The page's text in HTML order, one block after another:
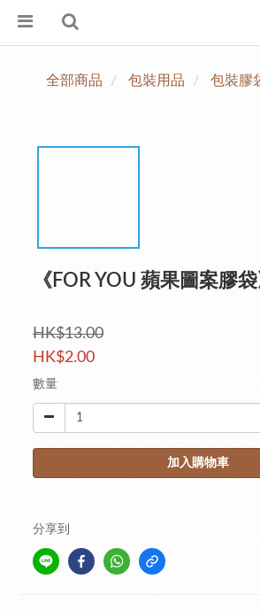
全部商品 包裝用品 包裝膠
《FOR YOU 蘋果圖案膠袋
HK$13.00
HK$2.00
數量
加入購物車
分享到